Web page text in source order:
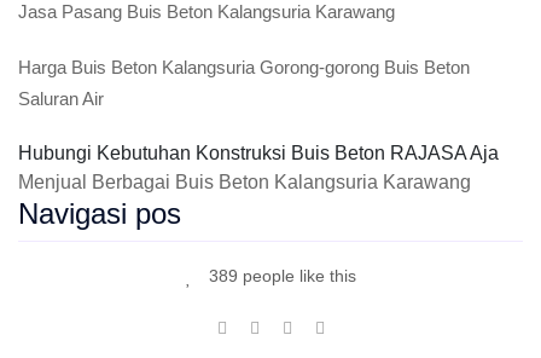
Jasa Pasang Buis Beton Kalangsuria Karawang
Harga Buis Beton Kalangsuria Gorong-gorong Buis Beton
Saluran Air
Hubungi Kebutuhan Konstruksi Buis Beton RAJASA Aja
Menjual Berbagai Buis Beton Kalangsuria Karawang
Navigasi pos
389 people like this